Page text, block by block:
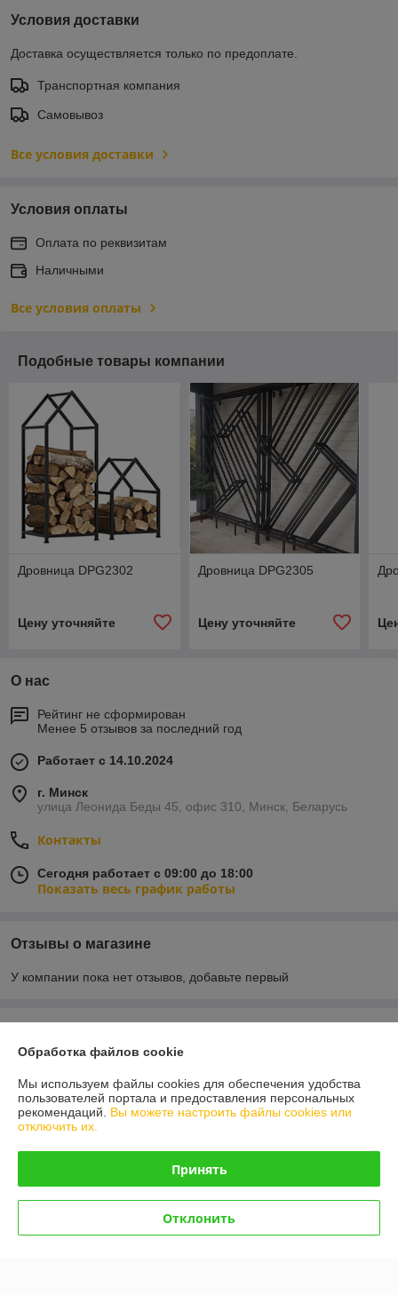
Условия доставки
Доставка осуществляется только по предоплате.
Транспортная компания
Самовывоз
Все условия доставки
Условия оплаты
Оплата по реквизитам
Наличными
Все условия оплаты
Подобные товары компании
Дровница DPG2302
Цену уточняйте
Дровница DPG2305
Цену уточняйте
О нас
Рейтинг не сформирован
Менее 5 отзывов за последний год
Работает с 14.10.2024
г. Минск
улица Леонида Беды 45, офис 310, Минск, Беларусь
Контакты
Сегодня работает с 09:00 до 18:00
Показать весь график работы
Отзывы о магазине
У компании пока нет отзывов, добавьте первый
Доставка и оплата
График работы
Политика обработки cookies
Обработка файлов cookie
Мы используем файлы cookies для обеспечения удобства
пользователей портала и предоставления персональных
рекомендаций. Вы можете настроить файлы cookies или
отключить их.
Принять
Отклонить